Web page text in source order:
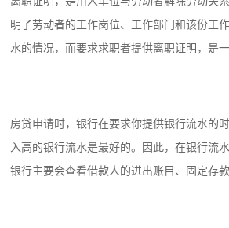
明了劳动者的工作岗位、工作部门和该份工
水的情况，而要求求职者提供离职证明，是
房贷申请时，银行在要求你提供银行流水的
入高的银行流水是最好的。因此，在银行流
银行主要会查看借款人的进出账目、固定存